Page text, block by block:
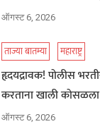
ऑगस्ट 6, 2026
ताज्या बातम्या महाराष्ट्र
हृदयद्रावक! पोलीस
करताना खाली
ऑगस्ट 6, 2026